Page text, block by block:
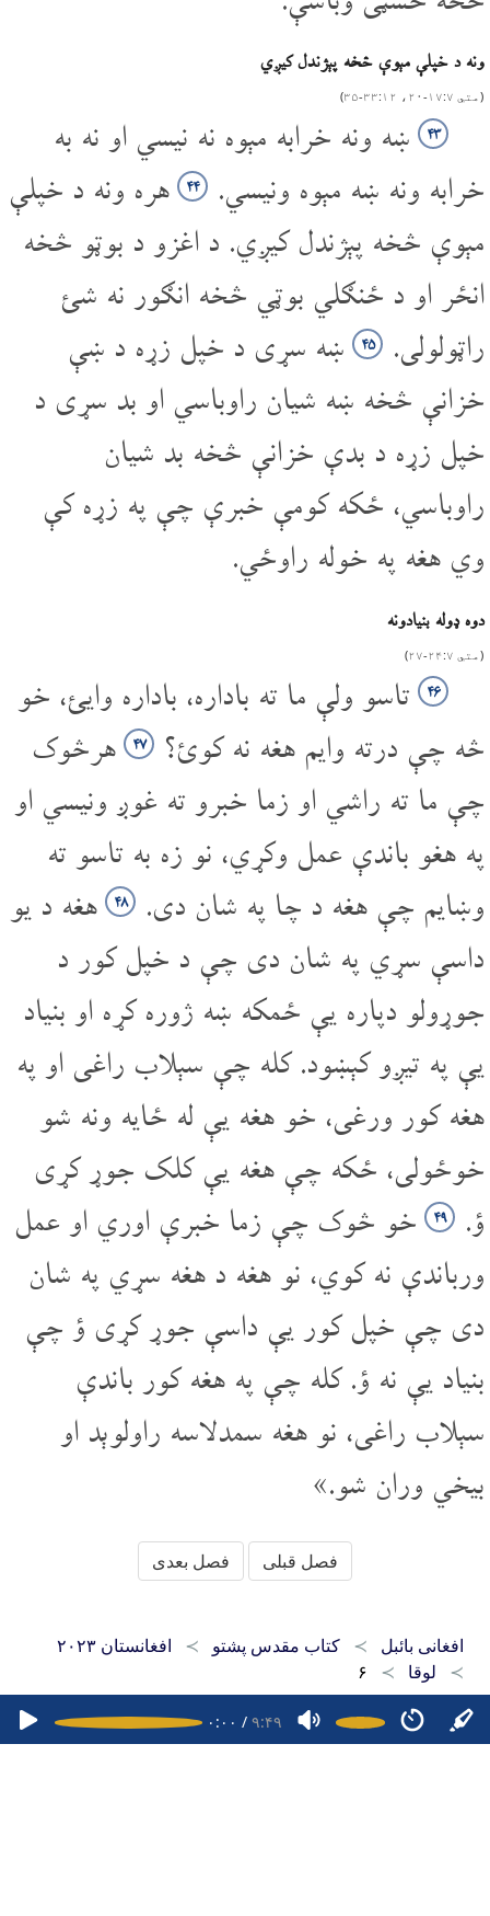
۰:۰۰ / ۹:۴۹
ونه د خپلې مېوې څخه پېژندل کیږي
(متي ۷‏:‌۱۷‌‏-‌۲۰، ۱۲‏:‌۳۳‌‏-‌۳۵)
۴۳ ښه ونه خرابه مېوه نه نیسي او نه به
خرابه ونه ښه مېوه ونیسي.
۴۴ هره ونه د خپلې
مېوې څخه پېژندل کیږي. د اغزو د بوټو څخه
انځر او د ځنګلي بوټي څخه انګور نه شئ
راټولولی.
۴۵ ښه سړی د خپل زړه د ښې
خزانې څخه ښه شیان راوباسي او بد سړی د
خپل زړه د بدې خزانې څخه بد شیان
راوباسي، ځکه کومې خبرې چې په زړه کې
وي هغه په خوله راوځي.
دوه ډوله بنیادونه
(متي ۷‏:‌۲۴‌‏-‌۲۷)
۴۶ تاسو ولې ما ته باداره، باداره وایئ، خو
څه چې درته وایم هغه نه کوئ؟
۴۷ هرڅوک
چې ما ته راشي او زما خبرو ته غوږ ونیسي او
په هغو باندې عمل وکړي، نو زه به تاسو ته
وښایم چې هغه د چا په شان دی.
۴۸ هغه د یو
داسې سړي په شان دی چې د خپل کور د
جوړولو دپاره یې ځمکه ښه ژوره کړه او بنیاد
یې په تیږو کېښود. کله چې سېلاب راغی او په
هغه کور ورغی، خو هغه یې له ځایه ونه شو
خوځولی، ځکه چې هغه یې کلک جوړ کړی
ؤ.
۴۹ خو څوک چې زما خبرې اوري او عمل
ورباندې نه کوي، نو هغه د هغه سړي په شان
دی چې خپل کور یې داسې جوړ کړی ؤ چې
بنیاد یې نه ؤ. کله چې په هغه کور باندې
سېلاب راغی، نو هغه سمدلاسه راولوېد او
بیخي وران شو.»
فصل قبلی فصل بعدی
افغانی بائبل کتاب مقدس پشتو
افغانستان ۲۰۲۳
لوقا
۶